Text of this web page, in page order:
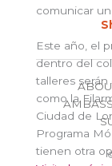
comunicar
Este año, el
dentro del
talleres serán
como la
Ciudad de
Programa
tienen otra